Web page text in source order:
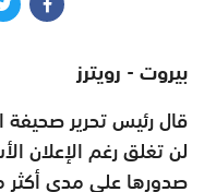
بيروت - رويترز
قال رئيس تحرير صحيفة
لن تغلق رغم الإعلان